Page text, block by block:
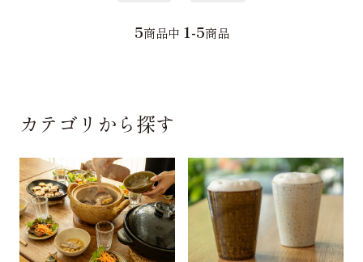
5商品中 1-5商品
カテゴリから探す